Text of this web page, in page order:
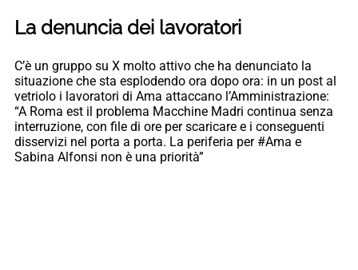
La denuncia dei lavoratori
C’è un gruppo su X molto attivo che ha denunciato la
situazione che sta esplodendo ora dopo ora: in un post al
vetriolo i lavoratori di Ama attaccano l’Amministrazione:
“A Roma est il problema Macchine Madri continua senza
interruzione, con file di ore per scaricare e i conseguenti
disservizi nel porta a porta. La periferia per #Ama e
Sabina Alfonsi non è una priorità”